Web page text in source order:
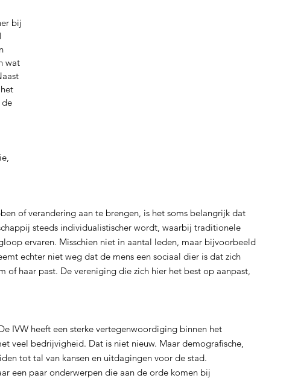
bij
wat
de
of verandering aan te brengen, is het soms belangrijk dat
steeds individualistischer wordt, waarbij traditionele
ervaren. Misschien niet in aantal leden, maar bijvoorbeeld
echter niet weg dat de mens een sociaal dier is dat zich
of haar past. De vereniging die zich hier het best op aanpast,
IVW heeft een sterke vertegenwoordiging binnen het
veel bedrijvigheid. Dat is niet nieuw. Maar demografische,
tot tal van kansen en uitdagingen voor de stad.
een paar onderwerpen die aan de orde komen bij